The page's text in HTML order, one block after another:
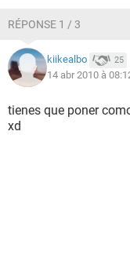
RÉPONSE 1 / 3
kiikealbo 25
14 abr 2010 à
tienes que poner
xd